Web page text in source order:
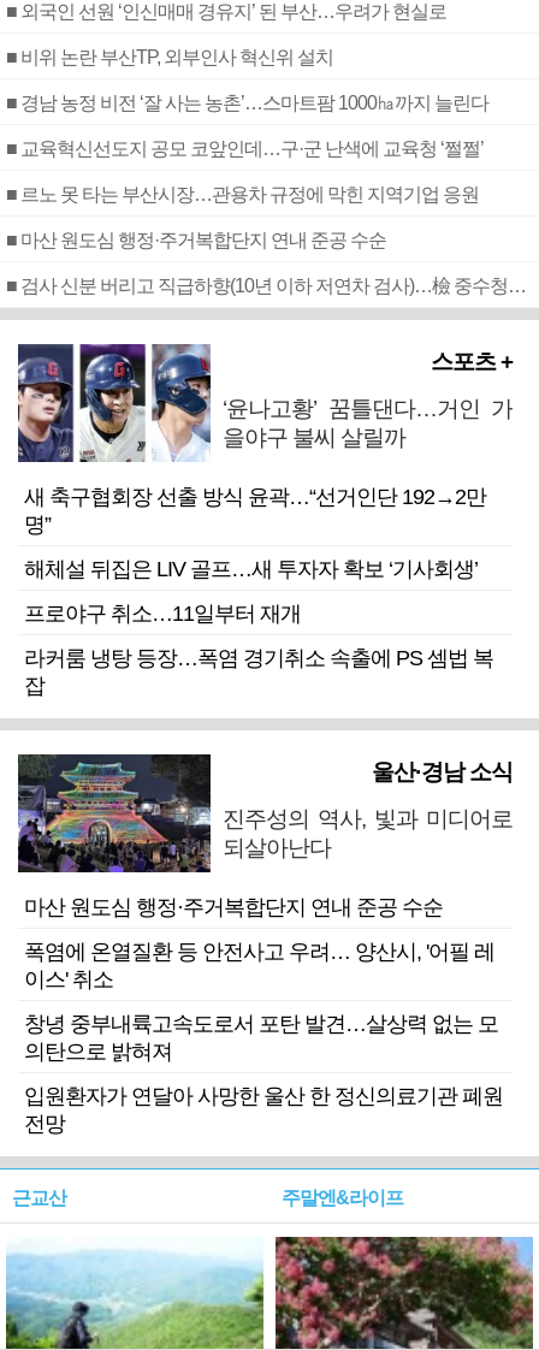
■ 외국인 선원 ‘인신매매 경유지’ 된 부산…우려가 현실로
■ 비위 논란 부산TP, 외부인사 혁신위 설치
■ 경남 농정 비전 ‘잘 사는 농촌’…스마트팜 1000㏊까지 늘린다
■ 교육혁신선도지 공모 코앞인데…구·군 난색에 교육청 ‘쩔쩔’
■ 르노 못 타는 부산시장…관용차 규정에 막힌 지역기업 응원
■ 마산 원도심 행정·주거복합단지 연내 준공 수순
■ 검사 신분 버리고 직급하향(10년 이하 저연차 검사)…檢 중수청행 기피
스포츠 +
‘윤나고황’ 꿈틀댄다…거인 가
을야구 불씨 살릴까
새 축구협회장 선출 방식 윤곽…“선거인단 192→2만
명”
해체설 뒤집은 LIV 골프…새 투자자 확보 ‘기사회생’
프로야구 취소…11일부터 재개
라커룸 냉탕 등장…폭염 경기취소 속출에 PS 셈법 복
잡
울산·경남 소식
진주성의 역사, 빛과 미디어로
되살아난다
마산 원도심 행정·주거복합단지 연내 준공 수순
폭염에 온열질환 등 안전사고 우려… 양산시, '어필 레
이스' 취소
창녕 중부내륙고속도로서 포탄 발견…살상력 없는 모
의탄으로 밝혀져
입원환자가 연달아 사망한 울산 한 정신의료기관 폐원
전망
근교산 주말엔&라이프